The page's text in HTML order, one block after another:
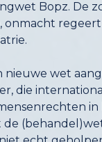
nieuwe wet
die
de
psychiatrie niet echt
is geen
en de dreiging van
dan ooit.
boekje van het
hebben het voor
stukje,
van